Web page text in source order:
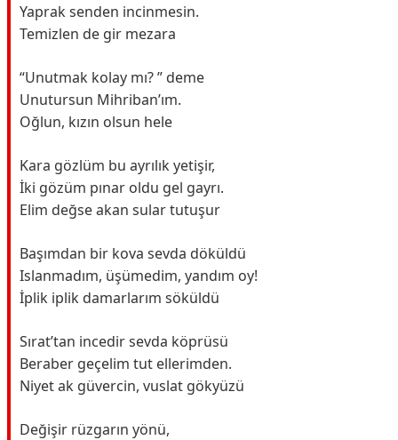
Yaprak senden incinmesin.
Temizlen de gir mezara
“Unutmak kolay mı? ” deme
Unutursun Mihriban’ım.
Oğlun, kızın olsun hele
Kara gözlüm bu ayrılık yetişir,
İki gözüm pınar oldu gel gayrı.
Elim değse akan sular tutuşur
Başımdan bir kova sevda döküldü
Islanmadım, üşümedim, yandım oy!
İplik iplik damarlarım söküldü
Sırat’tan incedir sevda köprüsü
Beraber geçelim tut ellerimden.
Niyet ak güvercin, vuslat gökyüzü
Değişir rüzgarın yönü,